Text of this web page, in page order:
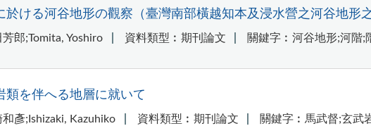
ける河谷地形の觀察（臺灣南部橫越知本及浸水營之河谷地形
郎;Tomita, Yoshiro 資料類型︰期刊論文 關鍵字︰河谷地形;河階;
類を伴へる地層に就いて
彥;Ishizaki, Kazuhiko 資料類型︰期刊論文 關鍵字︰馬武督;玄武